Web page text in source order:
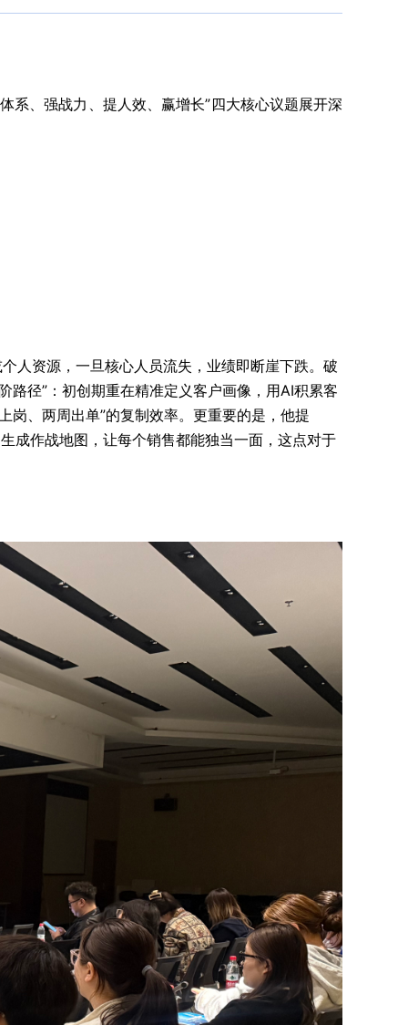
系、强战力、提人效、赢增长”四大核心议题展开深
人资源，一旦核心人员流失，业绩即断崖下跌。破
路径”：初创期重在精准定义客户画像，用AI积累客
岗、两周出单”的复制效率。更重要的是，他提
成作战地图，让每个销售都能独当一面，这点对于